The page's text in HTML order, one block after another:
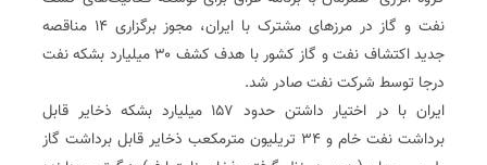
نفت و گاز در مرزهای مشترک با ایران، مجوز برگزاری ۱۴ مناقصه
جدید اکتشاف نفت و گاز کشور با هدف کشف ۳۰ میلیارد بشکه نفت
درجا توسط شرکت نفت صادر شد.
ایران با در اختیار داشتن حدود ۱۵۷ میلیارد بشکه ذخایر قابل
برداشت نفت خام و ۳۴ تریلیون مترمکعب ذخایر قابل برداشت گاز